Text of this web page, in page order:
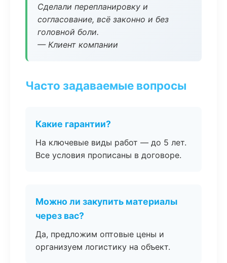
Сделали перепланировку и
согласование, всё законно и без
головной боли.
— Клиент компании
Часто задаваемые вопросы
Какие гарантии?
На ключевые виды работ — до 5 лет.
Все условия прописаны в договоре.
Можно ли закупить материалы
через вас?
Да, предложим оптовые цены и
организуем логистику на объект.